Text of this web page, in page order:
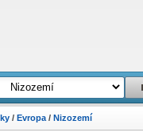
/ Evropa/ Nizozemí